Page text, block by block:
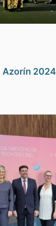
Azorín 2024